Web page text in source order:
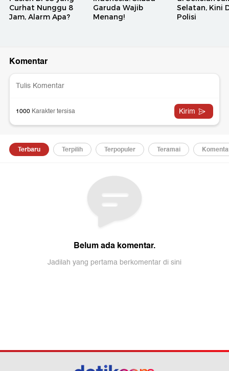
Curhat Nunggu 8
Jam, Alarm Apa?
Garuda Wajib
Menang!
Selatan, Kini
Polisi